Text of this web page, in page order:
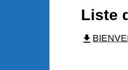
Liste
file_download